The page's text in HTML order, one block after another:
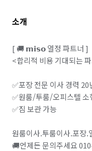
소개
[ 🚚 𝗺𝗶𝘀𝗼 열정 파트너 ]
<합리적 비용 기대되는
✅포장 전문 이사 경력 20
✅원룸/투룸/오피스텔 소
✅짐 보관 가능
원룸이사.투룸이사.포장.
🚚언제든 문의주세요